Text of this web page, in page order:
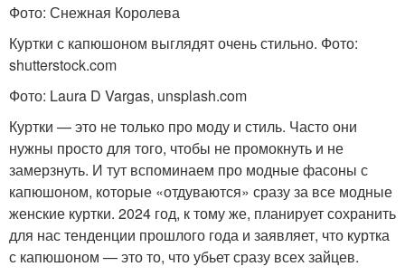
Фото: Снежная Королева
Куртки с капюшоном выглядят очень стильно. Фото:
shutterstock.com
Фото: Laura D Vargas, unsplash.com
Куртки — это не только про моду и стиль. Часто они
нужны просто для того, чтобы не промокнуть и не
замерзнуть. И тут вспоминаем про модные фасоны с
капюшоном, которые «отдуваются» сразу за все модные
женские куртки. 2024 год, к тому же, планирует сохранить
для нас тенденции прошлого года и заявляет, что куртка
с капюшоном — это то, что убьет сразу всех зайцев.